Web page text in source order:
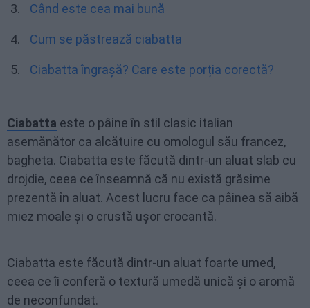
Când este cea mai bună
Cum se păstrează ciabatta
Ciabatta îngrașă? Care este porția corectă?
Ciabatta este o pâine în stil clasic italian
asemănător ca alcătuire cu omologul său francez,
bagheta. Ciabatta este făcută dintr-un aluat slab cu
drojdie, ceea ce înseamnă că nu există grăsime
prezentă în aluat. Acest lucru face ca pâinea să aibă
miez moale și o crustă ușor crocantă.
Ciabatta este făcută dintr-un aluat foarte umed,
ceea ce îi conferă o textură umedă unică și o aromă
de neconfundat.